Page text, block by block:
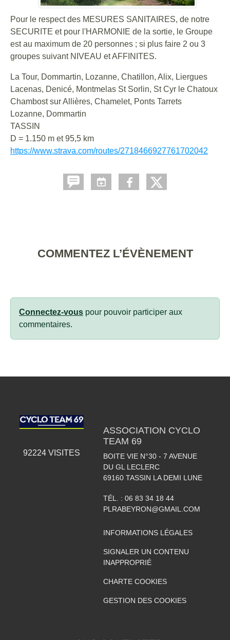
Pour le respect des MESURES SANITAIRES, de notre
SECURITE et pour l'HARMONIE de la sortie, le Groupe
est au maximum de 20 personnes ; si plus faire 2 ou 3
groupes suivant NIVEAU et AFFINITES.
La Tour, Dommartin, Lozanne, Chatillon, Alix, Liergues
Lacenas, Denicé, Montmelas St Sorlin, St Cyr le Chatoux
Chambost sur Allières, Chamelet, Ponts Tarrets
Lozanne, Dommartin
TASSIN
D = 1.150 m et 95,5 km
https://www.strava.com/routes/2718466927761702042
COMMENTEZ L’ÉVÈNEMENT
Connectez-vous pour pouvoir participer aux
commentaires.
92224VISITES
ASSOCIATION CYCLO
TEAM 69
BOITE VIE N°30 - 7 AVENUE
DU GL LECLERC
69160 TASSIN LA DEMI LUNE
TÉL. : 06 83 34 18 44
PLRABEYRON@GMAIL.COM
INFORMATIONS LÉGALES
SIGNALER UN CONTENU
INAPPROPRIÉ
CHARTE COOKIES
GESTION DES COOKIES